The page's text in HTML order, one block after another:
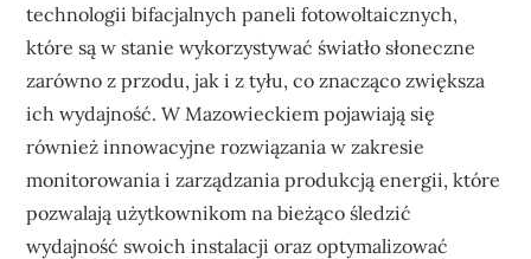
technologii bifacjalnych paneli fotowoltaicznych,
które są w stanie wykorzystywać światło słoneczne
zarówno z przodu, jak i z tyłu, co znacząco zwiększa
ich wydajność. W Mazowieckiem pojawiają się
również innowacyjne rozwiązania w zakresie
monitorowania i zarządzania produkcją energii, które
pozwalają użytkownikom na bieżąco śledzić
wydajność swoich instalacji oraz optymalizować